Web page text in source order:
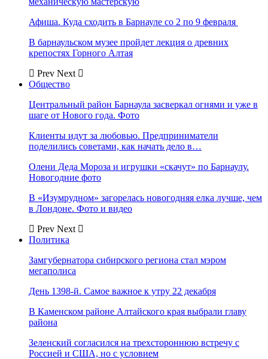
Афиша. Куда сходить в Барнауле со 2 по 9 февраля
В барнаульском музее пройдет лекция о древних
крепостях Горного Алтая
Prev Next
Общество
Центральный район Барнаула засверкал огнями и уже в
шаге от Нового года. Фото
Клиенты идут за любовью. Предприниматели
поделились советами, как начать дело в…
Олени Деда Мороза и игрушки «скачут» по Барнаулу.
Новогодние фото
В «Изумрудном» загорелась новогодняя елка лучше, чем
в Лондоне. Фото и видео
Prev Next
Политика
Замгубернатора сибирского региона стал мэром
мегаполиса
День 1398-й. Самое важное к утру 22 декабря
В Каменском районе Алтайского края выбрали главу
района
Зеленский согласился на трехстороннюю встречу с
Россией и США, но с условием